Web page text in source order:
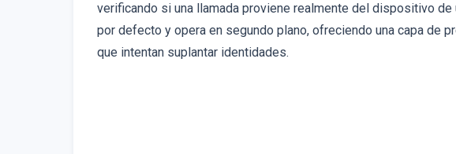
verificando si una llamada proviene realmente del dispositivo
por defecto y opera en segundo plano, ofreciendo una capa de
que intentan suplantar identidades.